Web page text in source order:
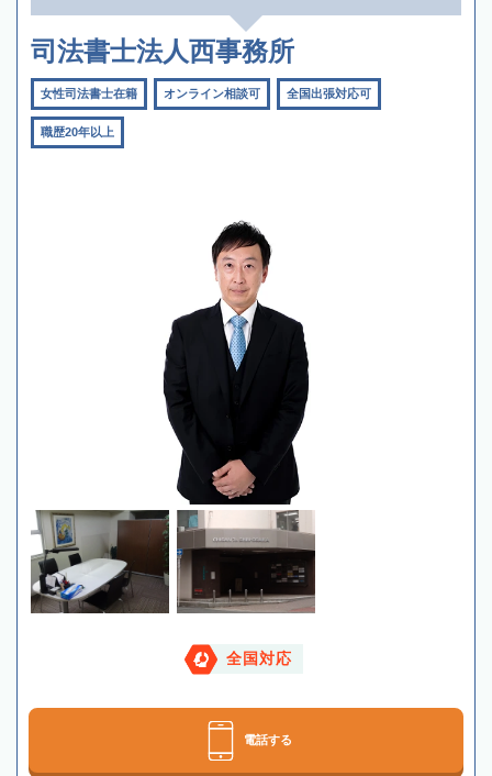
司法書士法人西事務所
女性司法書士在籍 オンライン相談可 全国出張対応可
職歴20年以上
全国対応
電話する